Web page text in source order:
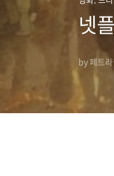
넷
by 페트